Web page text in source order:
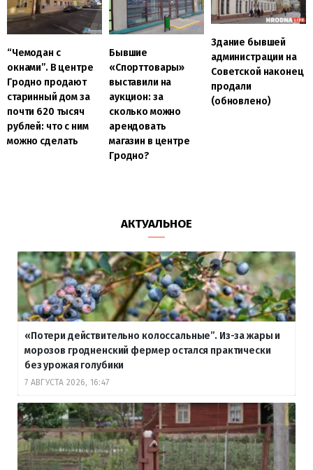
“Чемодан с
окнами”. В центре
Гродно продают
старинный дом за
почти 620 тысяч
рублей: что с ним
можно сделать
Бывшие
«Спорттовары»
выставили на
аукцион: за
сколько можно
арендовать
магазин в центре
Гродно?
Здание бывшей
администрации на
Советской наконец
продали
(обновлено)
АКТУАЛЬНОЕ
«Потери действительно колоссальные”. Из-за жары и
морозов гродненский фермер остался практически
без урожая голубики
7 АВГУСТА 2026, 16:47